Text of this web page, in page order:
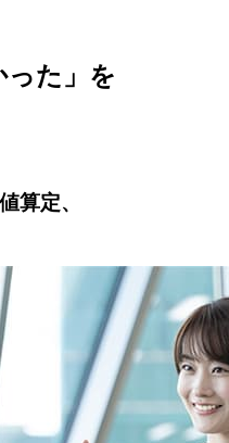
った」を
算定、